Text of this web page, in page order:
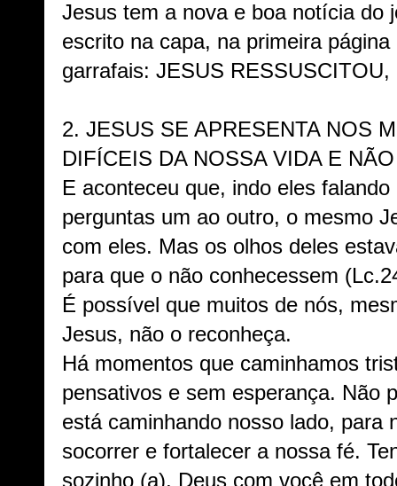
Jesus tem a nova e boa notícia do
escrito na capa, na primeira
garrafais: JESUS
2. JESUS SE APRESENTA NOS
DIFÍCEIS DA NOSSA VIDA E
E aconteceu que, indo eles
perguntas um ao outro, o mesmo
com eles. Mas os olhos deles
para que o não conhecessem
É possível que muitos de nós,
Jesus, não o reconheça.
Há momentos que caminhamos
pensativos e sem esperança. Não
está caminhando nosso lado, para
socorrer e fortalecer a nossa fé.
sozinho (a), Deus com você em